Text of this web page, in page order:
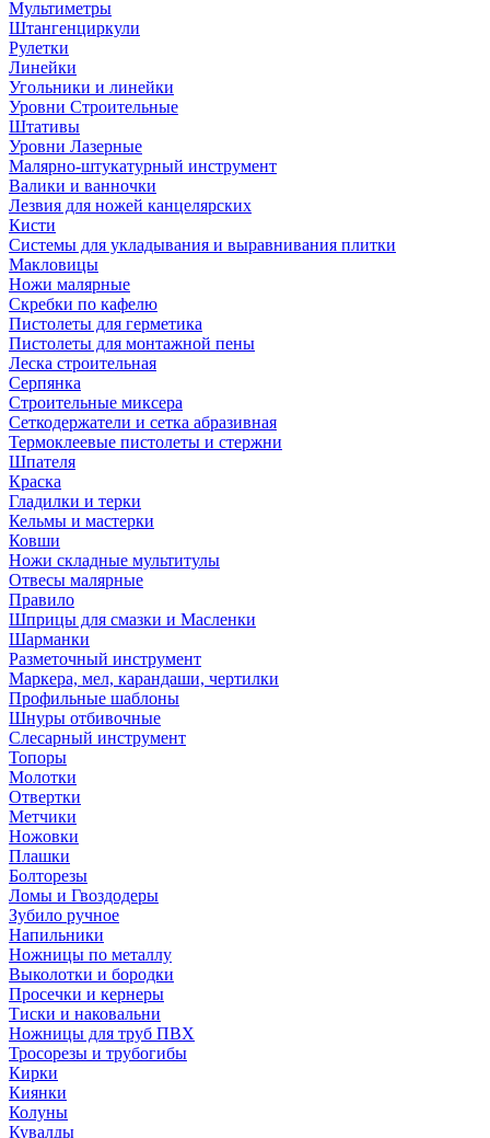
Мультиметры
Штангенциркули
Рулетки
Линейки
Угольники и линейки
Уровни Строительные
Штативы
Уровни Лазерные
Малярно-штукатурный инструмент
Валики и ванночки
Лезвия для ножей канцелярских
Кисти
Системы для укладывания и выравнивания плитки
Макловицы
Ножи малярные
Скребки по кафелю
Пистолеты для герметика
Пистолеты для монтажной пены
Леска строительная
Серпянка
Строительные миксера
Сеткодержатели и сетка абразивная
Термоклеевые пистолеты и стержни
Шпателя
Краска
Гладилки и терки
Кельмы и мастерки
Ковши
Ножи складные мультитулы
Отвесы малярные
Правило
Шприцы для смазки и Масленки
Шарманки
Разметочный инструмент
Маркера, мел, карандаши, чертилки
Профильные шаблоны
Шнуры отбивочные
Слесарный инструмент
Топоры
Молотки
Отвертки
Метчики
Ножовки
Плашки
Болторезы
Ломы и Гвоздодеры
Зубило ручное
Напильники
Ножницы по металлу
Выколотки и бородки
Просечки и кернеры
Тиски и наковальни
Ножницы для труб ПВХ
Тросорезы и трубогибы
Кирки
Киянки
Колуны
Кувалды